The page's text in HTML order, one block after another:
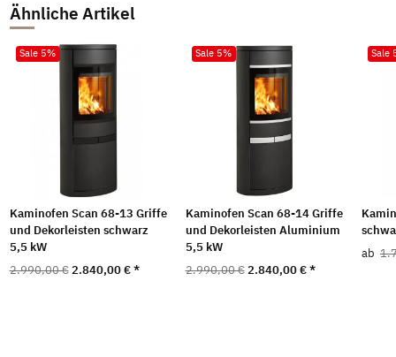
Ähnliche Artikel
Sale 5%
Kaminofen Scan 68-13 Griffe
und Dekorleisten schwarz
5,5 kW
2.990,00 € 2.840,00 €*
Sale 5%
Kaminofen Scan 68-14 Griffe
und Dekorleisten Aluminium
5,5 kW
2.990,00 € 2.840,00 €*
Sale
ab